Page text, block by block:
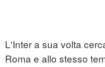
L'Inter a sua volta
Roma e allo stesso